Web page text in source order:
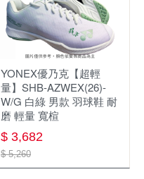
YONEX優乃克【超輕
量】SHB-AZWEX(26)-
W/G 白綠 男款 羽球鞋 耐
磨 輕量 寬楦
$ 3,682
$ 5,260